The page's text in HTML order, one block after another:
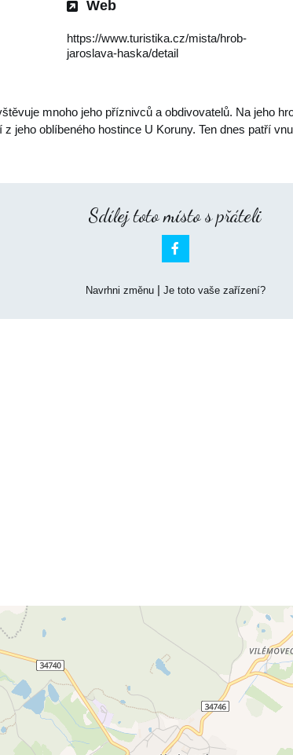
Web
https://www.turistika.cz/mista/hrob-
jaroslava-haska/detail
mnoho jeho příznivců a obdivovatelů. Na jeho
jeho oblíbeného hostince U Koruny. Ten dnes patří
Sdílej toto místo s přáteli

Navrhni změnu| Je toto vaše zařízení?